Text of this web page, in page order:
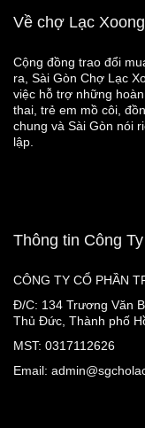
Về chợ Lạc Xoong
Cộng đồng trao đổi
ra, Sài Gòn Chợ Lạc
việc hỗ trợ những
thai, trẻ em mồ côi,
chung và Sài Gòn nói
lập.
Thông tin Công Ty
CÔNG TY CỔ PHẦN
Đ/C: 134 Trương Văn
Thủ Đức, Thành phố
MST: 0317112626
Email: